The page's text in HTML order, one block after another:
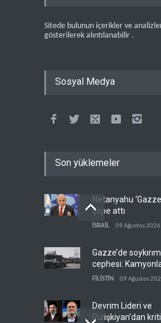
Sitede bulunun içerikler ve
gösterilerek alıntılanabilir .
Sosyal Medya
Son yüklemeler
Netanyahu ‘Gazze
çöpe attı
İSRAİL 09 Ağustos 2026
Gazze’de
cephesi:
sürücüler de
FİLİSTİN 09 Ağustos
Devrim Lideri ve
Pizişkiyan’dan